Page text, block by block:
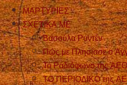
ΜΑΡΤΥΡIΕΣ
ΣΧΕΤΙΚΑ ΜΕ
Βασούλα Ρυντέν
Πώς με Πλησίασε ο
Το Ραδιόφωνο της
ΤΟ ΠΕΡΙΟΔΙΚΟ της